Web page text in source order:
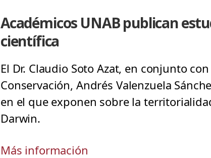
Académicos UNAB publican
científica
El Dr. Claudio Soto Azat, en conjunto
Conservación, Andrés Valenzuela
en el que exponen sobre la
Darwin.
Más información